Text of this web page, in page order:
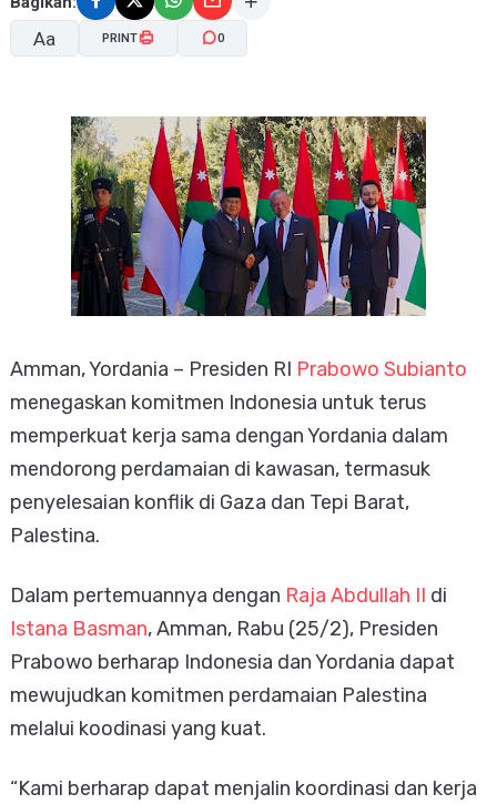
Aa
A- A+
PRINT 0
Amman, Yordania – Presiden RI Prabowo Subianto
menegaskan komitmen Indonesia untuk terus
memperkuat kerja sama dengan Yordania dalam
mendorong perdamaian di kawasan, termasuk
penyelesaian konflik di Gaza dan Tepi Barat,
Palestina.
Dalam pertemuannya dengan Raja Abdullah II di
Istana Basman, Amman, Rabu (25/2), Presiden
Prabowo berharap Indonesia dan Yordania dapat
mewujudkan komitmen perdamaian Palestina
melalui koodinasi yang kuat.
“Kami berharap dapat menjalin koordinasi dan kerja